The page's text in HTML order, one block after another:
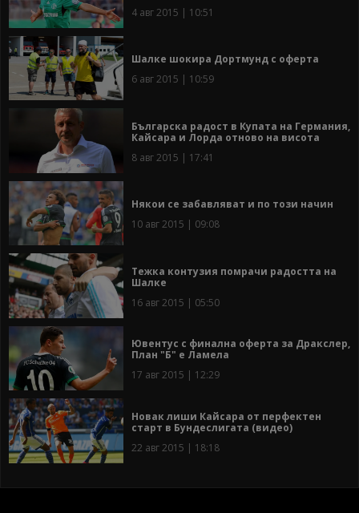
4 авг 2015 | 10:51
Шалке шокира Дортмунд с оферта
6 авг 2015 | 10:59
Българска радост в Купата на Германия,
Кайсара и Лорда отново на висота
8 авг 2015 | 17:41
Някои се забавляват и по този начин
10 авг 2015 | 09:08
Тежка контузия помрачи радостта на
Шалке
16 авг 2015 | 05:50
Ювентус с финална оферта за Дракслер,
План "Б" е Ламела
17 авг 2015 | 12:29
Новак лиши Кайсара от перфектен
старт в Бундеслигата (видео)
22 авг 2015 | 18:18